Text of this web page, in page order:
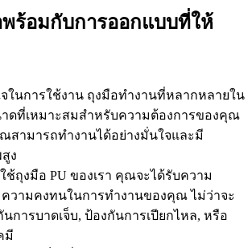
พร้อมกับการออกแบบที่ให้
ในการใช้งาน ถุงมือทำงานที่หลากหลายใน
ดที่เหมาะสมสำหรับความต้องการของคุณ
สามารถทำงานได้อย่างมั่นใจและมี
ง
ช้ถุงมือ PU ของเรา คุณจะได้รับความ
วามคงทนในการทำงานของคุณ ไม่ว่าจะ
นการบาดเจ็บ, ป้องกันการเปียกไหล, หรือ
มี